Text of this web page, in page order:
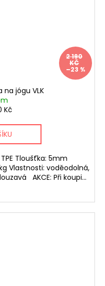
2 190
KČ
–23 %
na jógu VLK
Kč
Tloušťka: 5mm
Vlastnosti: voděodolná,
AKCE: Při koupi...